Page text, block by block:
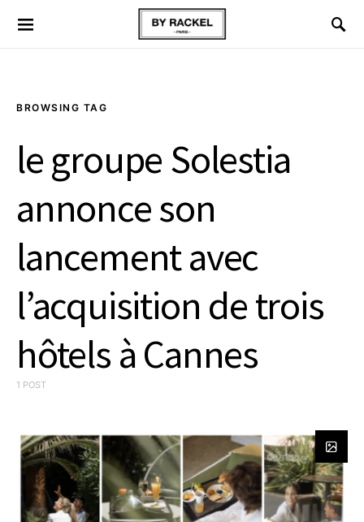
BROWSING TAG
le groupe Solestia
annonce son
lancement avec
l’acquisition de trois
hôtels à Cannes
1 POST